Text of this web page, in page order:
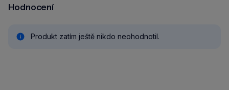
Hodnocení
Produkt zatím ještě nikdo neohodnotil.